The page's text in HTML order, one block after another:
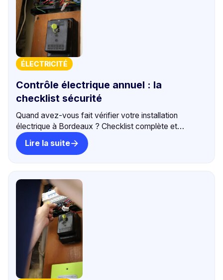
ÉLECTRICITÉ
Contrôle électrique annuel : la
checklist sécurité
Quand avez-vous fait vérifier votre installation
électrique à Bordeaux ? Checklist complète et
conseils pour un logement sécurisé. +500 avis 5⭐.
Lire la suite